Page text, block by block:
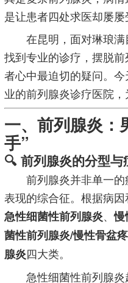
是让患者四处求医却屡屡
在昆明，面对琳琅
找到专业的诊疗，摆脱
者心中最迫切的疑问。
业的前列腺炎诊疗医院，
一、前列腺炎：
手”
🔍 前列腺炎的分型与
前列腺炎并非单一
表现的综合征。根据病
急性细菌性前列腺炎、慢
菌性前列腺炎/慢性骨盆
腺炎四大类。
急性细菌性前列腺